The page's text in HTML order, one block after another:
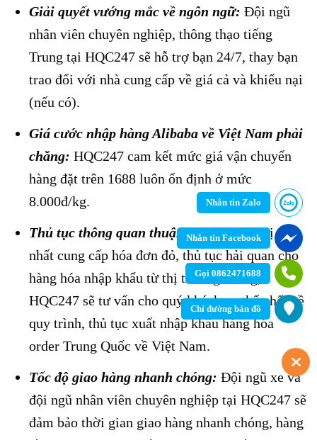
Giải quyết vướng mắc về ngôn ngữ: Đội ngũ
nhân viên chuyên nghiệp, thông thạo tiếng
Trung tại HQC247 sẽ hỗ trợ bạn 24/7, thay bạn
trao đổi với nhà cung cấp về giá cả và khiếu nại
(nếu có).
Giá cước nhập hàng Alibaba về Việt Nam phải
chăng: HQC247 cam kết mức giá vận chuyển
hàng đặt trên 1688 luôn ổn định ở mức
8.000đ/kg.
Thủ tục thông quan thuận tiện:Là đơn vị duy
nhất cung cấp hóa đơn đỏ, thủ tục hải quan cho
hàng hóa nhập khẩu từ thị trường Trung,
HQC247 sẽ tư vấn cho quý khách cụ thể nhất về
quy trình, thủ tục xuất nhập khẩu hàng hóa
order Trung Quốc về Việt Nam.
Tốc độ giao hàng nhanh chóng: Đội ngũ xe và
đội ngũ nhân viên chuyên nghiệp tại HQC247 sẽ
đảm bảo thời gian giao hàng nhanh chóng, hàng
Nhắn tin Zalo
Nhắn tin Facebook
Gọi 0862471688
Chỉ đường bản đồ